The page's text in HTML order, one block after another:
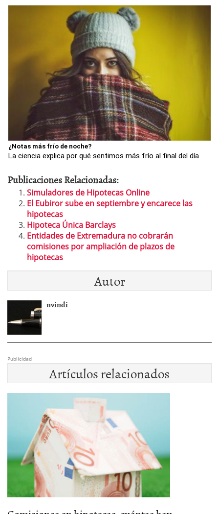
¿Notas más frío de noche?
La ciencia explica por qué sentimos más frío al final del día
Publicaciones Relacionadas:
Simuladores de Hipotecas Online
El Eubiror sube en septiembre y encarece las
hipotecas
Hipoteca Única Barclays
Entidades de Extremadura no cobrarán
comisiones por ampliación de plazos de
hipotecas
Autor
nvindi
Publicidad
Artículos relacionados